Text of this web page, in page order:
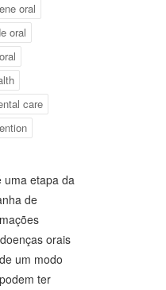
oral
oral
care
uma etapa da
de
orais
um modo
ter